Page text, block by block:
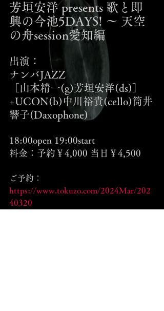
芳垣安洋 presents 歌と即
興の今池5DAYS! ～ 天空
の舟session愛知編
出演：
ナンバJAZZ
［山本精一(g)芳垣安洋(ds)］
+UCON(b)中川裕貴(cello)筒井
響子(Daxophone)
18:00open 19:00start
料金：予約￥4,000 当日￥4,500
ご予約：
https://www.tokuzo.com/2024Mar/202
40320